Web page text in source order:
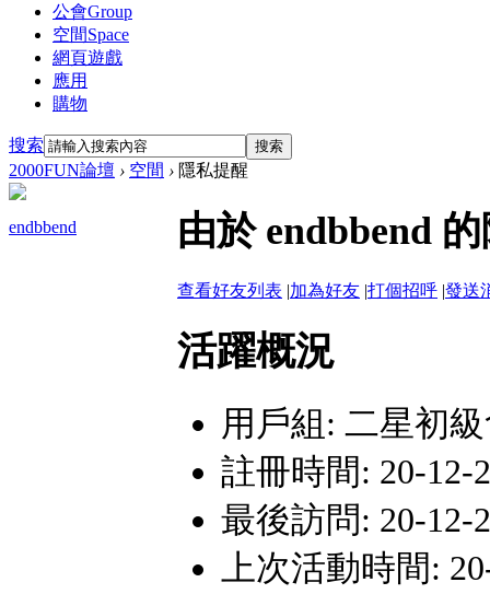
公會Group
空間Space
網頁遊戲
應用
購物
搜索 搜索
2000FUN論壇 › 空間 › 隱私提醒
endbbend 由於 endbbend
查看好友列表 |加為好友 |打個招呼 |發送
活躍概況
用戶組: 二星初
註冊時間: 20-12-
最後訪問: 20-12-
上次活動時間: